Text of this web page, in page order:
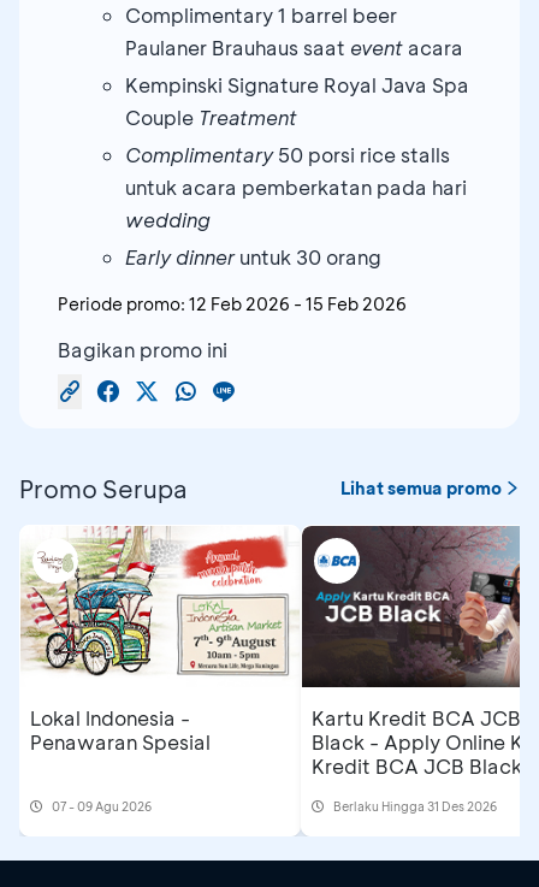
Complimentary 1 barrel beer
Paulaner Brauhaus saat event acara
Kempinski Signature Royal Java Spa
Couple Treatment
Complimentary50 porsi rice stalls
untuk acara pemberkatan pada hari
wedding
Early dinneruntuk 30 orang
Periode promo: 12 Feb 2026 - 15 Feb 2026
Bagikan promo ini
Promo Serupa Lihat semua promo
Lokal Indonesia -
Penawaran Spesial
07 - 09 Agu 2026
Kartu Kredit BCA JCB
Black - Apply Online
Kredit BCA JCB Black
Rp500 Ribu
Berlaku Hingga 31 Des 2026